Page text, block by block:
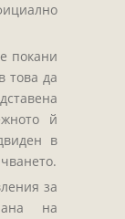
покани
това да
й
в
за
на